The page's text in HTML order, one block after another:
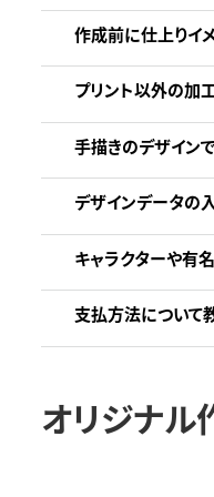
作成前に仕上りイ
プリント以外の加
手描きのデザイン
デザインデータの
キャラクターや有
支払方法について
オリジナル